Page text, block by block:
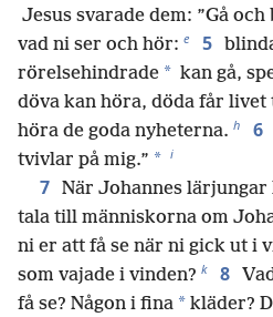
Jesus svarade dem: ”Gå
vad ni ser och hör: e 5
rörelsehindrade * kan gå,
döva kan höra, döda får
höra de goda nyheterna. h 6
tvivlar på mig.” * i
7 När Johannes lärjungar
tala till människorna om
ni er att få se när ni gick ut i
som vajade i vinden? k 8
få se? Någon i fina * kläder?